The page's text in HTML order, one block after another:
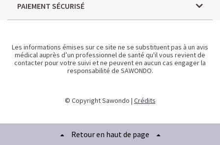
PAIEMENT SÉCURISÉ
Les informations émises sur ce site ne se substituent pas à un avis
médical auprès d’un professionnel de santé qu'il vous revient de
contacter pour votre suivi et ne peuvent en aucun cas engager la
responsabilité de SAWONDO.
© Copyright Sawondo | Crédits
Retour en haut de page